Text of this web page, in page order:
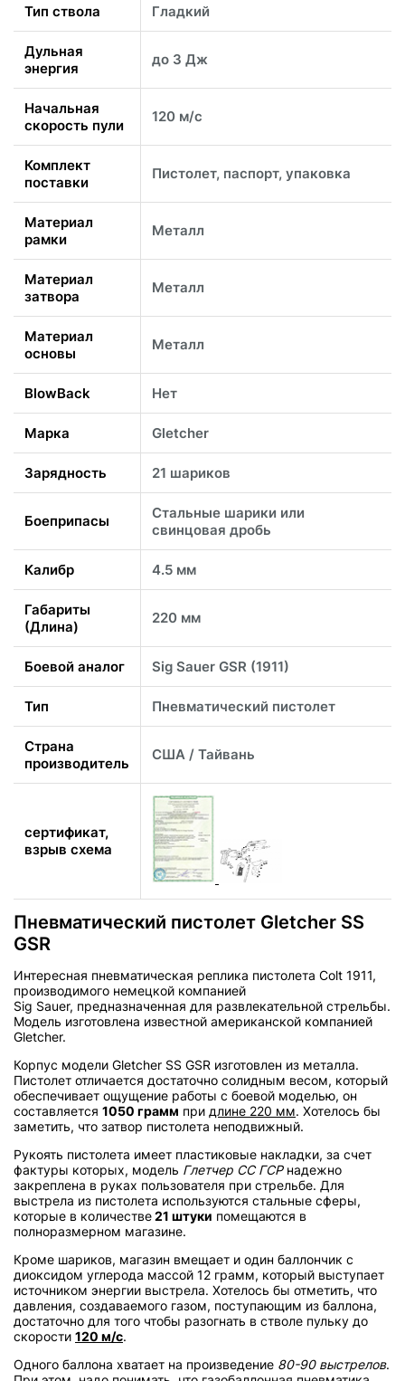
Тип ствола Гладкий
Дульная
энергия
до 3 Дж
Начальная
скорость пули
120 м/с
Комплект
поставки
Пистолет, паспорт, упаковка
Материал
рамки
Металл
Материал
затвора
Металл
Материал
основы
Металл
BlowBack Нет
Марка Gletcher
Зарядность 21 шариков
Боеприпасы
Стальные шарики или
свинцовая дробь
Калибр 4.5 мм
Габариты
(Длина)
220 мм
Боевой аналог Sig Sauer GSR (1911)
Тип Пневматический пистолет
Страна
производитель
CША / Тайвань
сертификат,
взрыв схема
Пневматический пистолет Gletcher SS
GSR
Интересная пневматическая реплика пистолета Colt 1911,
производимого немецкой компанией
Sig Sauer, предназначенная для развлекательной стрельбы.
Модель изготовлена известной американской компанией
Gletcher.
Корпус модели Gletcher SS GSR изготовлен из металла.
Пистолет отличается достаточно солидным весом, который
обеспечивает ощущение работы с боевой моделью, он
составляется 1050 грамм при длине 220 мм. Хотелось бы
заметить, что затвор пистолета неподвижный.
Рукоять пистолета имеет пластиковые накладки, за счет
фактуры которых, модель Глетчер СС ГСРнадежно
закреплена в руках пользователя при стрельбе. Для
выстрела из пистолета используются стальные сферы,
которые в количестве21 штуки помещаются в
полноразмерном магазине.
Кроме шариков, магазин вмещает и один баллончик с
диоксидом углерода массой 12 грамм, который выступает
источником энергии выстрела. Хотелось бы отметить, что
давления, создаваемого газом, поступающим из баллона,
достаточно для того чтобы разогнать в стволе пульку до
скорости 120 м/с.
Одного баллона хватает на произведение 80-90 выстрелов.